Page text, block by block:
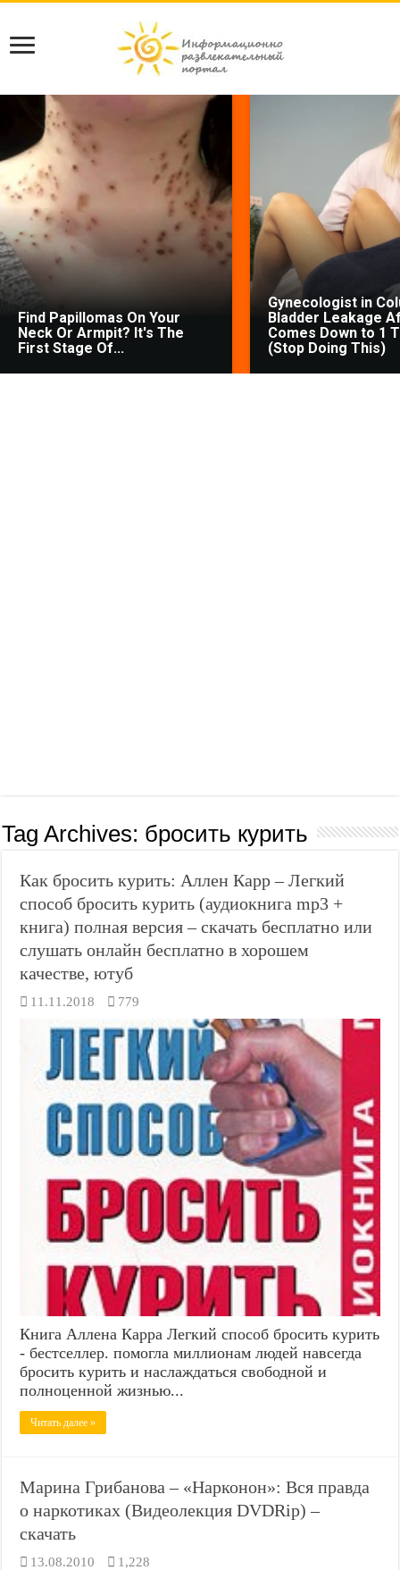
Find Papillomas On Your
Neck Or Armpit? It's The
First Stage Of...
Gynecologist in
Bladder Leakage
Comes Down to 1
(Stop Doing This)
Tag Archives: бросить курить
Как бросить курить: Аллен Карр – Легкий
способ бросить курить (аудиокнига mp3 +
книга) полная версия – скачать бесплатно или
слушать онлайн бесплатно в хорошем
качестве, ютуб
11.11.2018 779
Книга Аллена Карра Легкий способ бросить курить
- бестселлер. помогла миллионам людей навсегда
бросить курить и наслаждаться свободной и
полноценной жизнью...
Читать далее »
Марина Грибанова – «Нарконон»: Вся правда
о наркотиках (Видеолекция DVDRip) –
скачать
13.08.2010 1,228